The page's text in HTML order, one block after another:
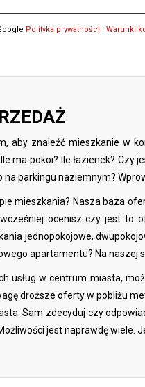
Polityka prywatności i Warunki
aby znaleźć mieszkanie w
ma pokoi? Ile łazienek?
parkingu naziemnym?
mieszkania? Nasza baza
ocenisz czy jest to
jednopokojowe,
apartamentu? Na naszej
usług w centrum miasta,
droższe oferty w pobliżu
Sam zdecyduj czy
jest naprawdę wiele.